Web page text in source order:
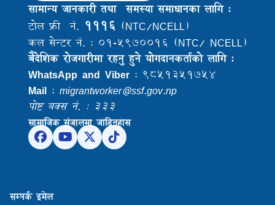
सामान्य जानकारी तथा समस्या समाधानका लागि :
टोल फ्री नं. १११६ (NTC/NCELL)
कल सेन्टर नं. : ०१-५९७००१६ (NTC/ NCELL)
बैदेशिक राेजगारीमा रहनु हुने याेगदानकर्ताकाे लागि :
WhatsApp and Viber : ९८५१३५१७५४
Mail : migrantworker@ssf.gov.np
पोष्ट बक्स नं. : ३३३
सामाजिक संजालमा जोडिनुहोस
सम्पर्क इमेल